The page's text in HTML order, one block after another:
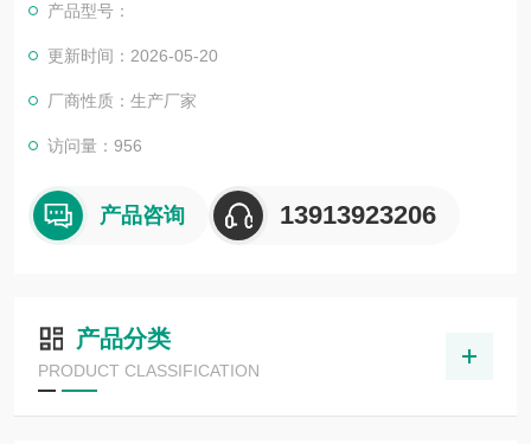
产品型号：
更新时间：2026-05-20
厂商性质：生产厂家
访问量：956
产品咨询 13913923206
产品分类
PRODUCT CLASSIFICATION